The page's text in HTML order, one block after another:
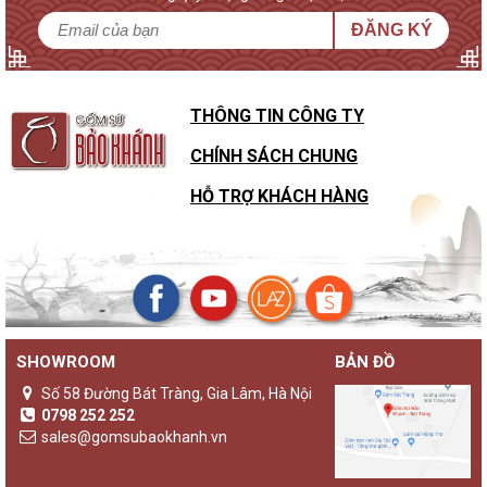
Sự khác biệt của đèn gốm Bảo Khánh với các loại đèn ngủ
khác
Không chỉ là một sản phẩm đèn ngủ thông thường,đèn gốm
Bảo Khánhluôn là những sản phẩm độc bản, lưu giữ giá trị
truyền thống và nghệ thuật được ve vuốt trên tường đường
ĐĂNG KÝ
THÔNG TIN CÔNG TY
CHÍNH SÁCH CHUNG
HỖ TRỢ KHÁCH HÀNG
SHOWROOM
Số 58 Đường Bát Tràng, Gia Lâm, Hà Nội
0798 252 252
sales@gomsubaokhanh.vn
BẢN ĐỒ